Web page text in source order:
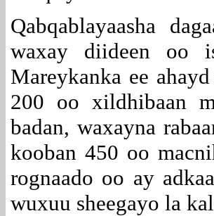
Qabqablayaasha
waxay diideen oo
Mareykanka ee
200 oo xildhibaan
badan, waxayna
kooban 450 oo
rognaado oo ay
wuxuu sheegayo la